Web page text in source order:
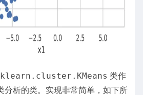
类作
分析的类。实现非常简单，如下所